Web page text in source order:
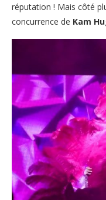
réputation ! Mais côté
concurrence de Kam